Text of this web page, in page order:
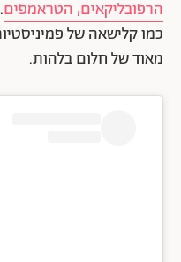
הרפובליקאים, הטראמפים
כמו קלישאה של
מאוד של חלום בלהות.